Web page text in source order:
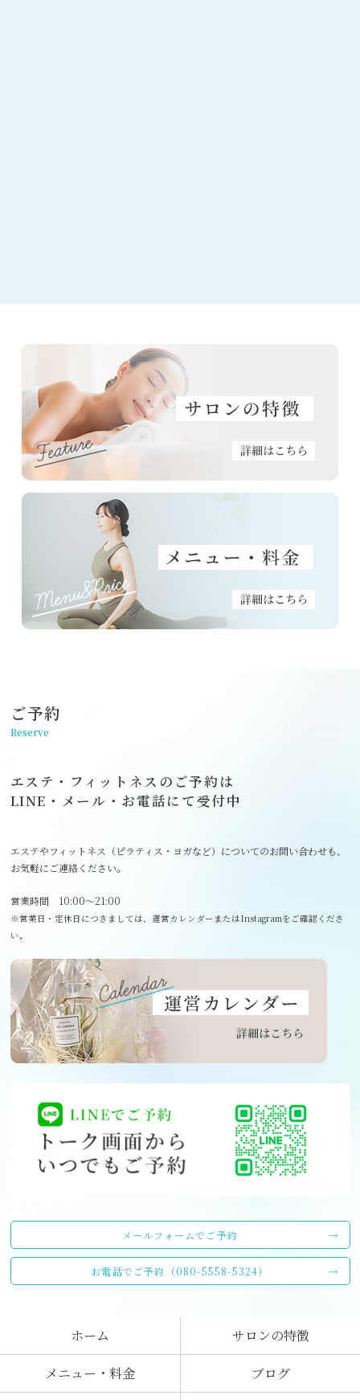
ご予約
Reserve
エステ・フィットネスのご予約は
LINE・メール・お電話にて受付中
エステやフィットネス（ピラティス・ヨガなど）についてのお問い合わせも、
お気軽にご連絡ください。
営業時間 10:00～21:00
※営業日・定休日につきましては、運営カレンダーまたはInstagramをご確認くださ
い。
メールフォームでご予約
お電話でご予約（080-5558-5324）
ホーム サロンの特徴
メニュー・料金 ブログ